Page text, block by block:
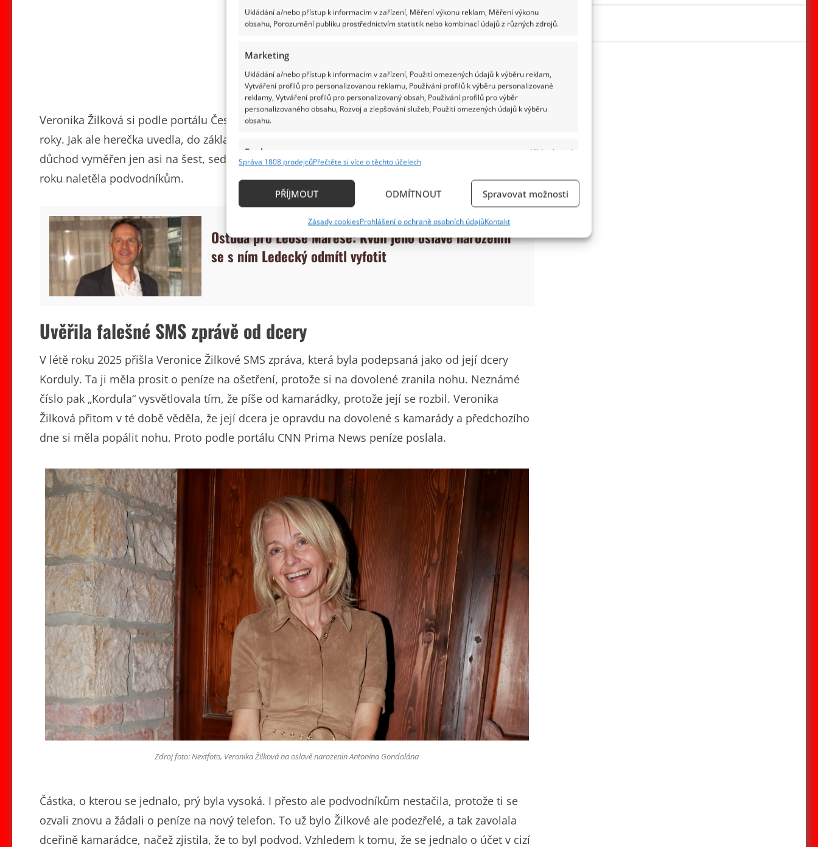
Ukládání a/nebo přístup k informacím v zařízení, Měření výkonu reklam, Měření výkonu
obsahu, Porozumění publiku prostřednictvím statistik nebo kombinací údajů z různých zdrojů.
Marketing
Ukládání a/nebo přístup k informacím v zařízení, Použití omezených údajů k výběru reklam,
Vytváření profilů pro personalizovanou reklamu, Používání profilů k výběru personalizované
reklamy, Vytváření profilů pro personalizovaný obsah, Používání profilů pro výběr
personalizovaného obsahu, Rozvoj a zlepšování služeb, Použití omezených údajů k výběru
obsahu.
Funkce
Vždy aktivní
Identifikace zařízení na základě automaticky přenášených informací.
základě aktivně požadovaných informací.
Zajištění bezpečnosti, předcházení a zjišťování podvodů a
Správa 1808 prodejcůPřečtěte si více o těchto účelech
PŘÍJMOUT ODMÍTNOUT Spravovat možnosti
Zásady cookiesProhlášení o ochraně osobních údajůKontakt
Veronika Žilková si podle portálu České důchody o starobní důchod zažádala už před čtyřmi
roky. Jak ale herečka uvedla, do základu se jí nezapočítala všechna její práce, a proto jí byl
důchod vyměřen jen asi na šest, sedm tisíc. O to více ji tak jistě zasáhlo, že během loňského
roku naletěla podvodníkům.
Ostuda pro Leoše Mareše: Kvůli jeho oslavě narozenin
se s ním Ledecký odmítl vyfotit
Uvěřila falešné SMS zprávě od dcery
V létě roku 2025 přišla Veronice Žilkové SMS zpráva, která byla podepsaná jako od její dcery
Korduly. Ta ji měla prosit o peníze na ošetření, protože si na dovolené zranila nohu. Neznámé
číslo pak „Kordula“ vysvětlovala tím, že píše od kamarádky, protože její se rozbil. Veronika
Žilková přitom v té době věděla, že její dcera je opravdu na dovolené s kamarády a předchozího
dne si měla popálit nohu. Proto podle portálu CNN Prima News peníze poslala.
Zdroj foto: Nextfoto, Veronika Žilková na oslavě narozenin Antonína Gondolána
Částka, o kterou se jednalo, prý byla vysoká. I přesto ale podvodníkům nestačila, protože ti se
ozvali znovu a žádali o peníze na nový telefon. To už bylo Žilkové ale podezřelé, a tak zavolala
dceřině kamarádce, načež zjistila, že to byl podvod. Vzhledem k tomu, že se jednalo o účet v cizí